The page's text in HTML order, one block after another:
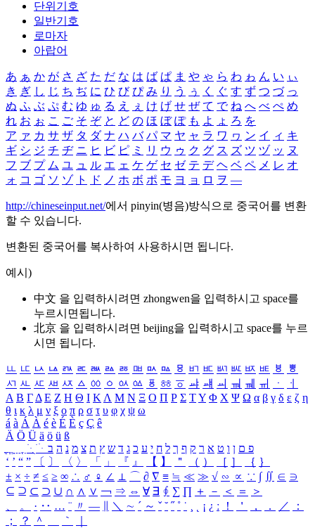
단위기호
일반기호
로마자
아랍어
あ ぁ か が さ ざ た だ な は ば ぱ ま や ゃ ら わ ゎ ん い ぃ
き ぎ し じ ち ぢ に ひ び ぴ み り う ぅ く ぐ す ず つ づ っ
ぬ ふ ぶ ぷ む ゆ ゅ る え ぇ け げ せ ぜ て で ね へ べ ぺ め
れ お ぉ こ ご そ ぞ と ど の ほ ぼ ぽ も よ ょ ろ を
ア ァ カ サ ザ タ ダ ナ ハ バ パ マ ヤ ャ ラ ワ ヮ ン イ ィ キ
ギ シ ジ チ ヂ ニ ヒ ビ ピ ミ リ ウ ゥ ク グ ス ズ ツ ヅ ッ ヌ
フ ブ プ ム ユ ュ ル エ ェ ケ ゲ セ ゼ テ デ ヘ ベ ペ メ レ オ
ォ コ ゴ ソ ゾ ト ド ノ ホ ボ ポ モ ヨ ョ ロ ヲ ―
http://chineseinput.net/에서 pinyin(병음)방식으로 중국어를 변환
할 수 있습니다.
변환된 중국어를 복사하여 사용하시면 됩니다.
예시)
中文 을 입력하시려면 zhongwen을 입력하시고 space를
누르시면됩니다.
北京 을 입력하시려면 beijing을 입력하시고 space를 누르
시면 됩니다.
ㅥ ㅦ ㅧ ㅨ ㅩ ㅪ ㅫ ㅬ ㅭ ㅮ ㅯ ㅰ ㅱ ㅲ ㅳ ㅴ ㅵ ㅶ ㅷ ㅸ
ㅹ
ㅺ ㅻ ㅼ ㅽ ㅾ ㅿ ㆀ ㆁ ㆂ ㆃ ㆄ ㆅ ㆆ ㆇ ㆈ ㆉ ㆊ ㆋ ㆌ ㆍ
ㆎ
Α Β ΓΔ Ε Ζ Η Θ Ι ΚΛ Μ Ν Ξ Ο Π Ρ Σ ΤΥ Φ Χ Ψ Ω α β γ δ ε ζ η
θ ι κ λ μ ν ξ ο π ρ σ τ υ φ χ ψ ω
á à Á À é è É È ç Ç ê
Ä Ö Ü ä ö ü ß
ִֶֹ ֻּ ׁׂ פ ם ן ו ט א ר ק ף ך ל ח י ע כ ג ד ש ץ ת צ מ נ ה ב
‘ ’ “ ” 〔 〕 〈 〉 「 」 『 』 【 】 ＂ （ ） ［ ］ ｛ ｝
± × ÷ ≠ ≤ ≥ ∞ ∴ ♂ ♀ ∠ ⊥ ⌒ ∂ ∇ ≡ ≒ ≪ ≫ √ ∽ ∝ ∵ ∫ ∬ ∈ ∋
⊆ ⊇ ⊂ ⊃ ∪ ∩ ∧ ∨ ￢ ⇒ ⇔ ∀ ∃ ∮ ∑ ∏ ＋ － ＜ ＝
＞
、
。 · ‥ … ¨ 〃 ― ＼ ∼ ´ ～ ˇ ˘ ˝ ˚ ˙ ¸ ¡ ¿ ː ！ ＇ ， ． ／
：
；
？ ＾ ｀